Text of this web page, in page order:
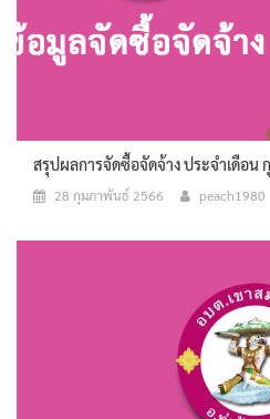
สรุปผลการจัดซื้อจัดจ้าง ประจำเดือน
28 กุมภาพันธ์ 2566 peach1980